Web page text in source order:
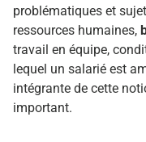
problématiques et
ressources humaines,
travail en équipe,
lequel un salarié est
intégrante de cette
important.